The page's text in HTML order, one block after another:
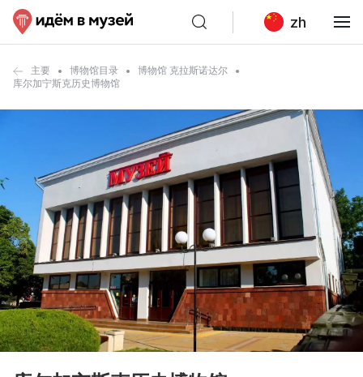
zh
主要 博物馆目录
博物馆 克拉斯诺达尔
库尔加宁斯克历史博物馆